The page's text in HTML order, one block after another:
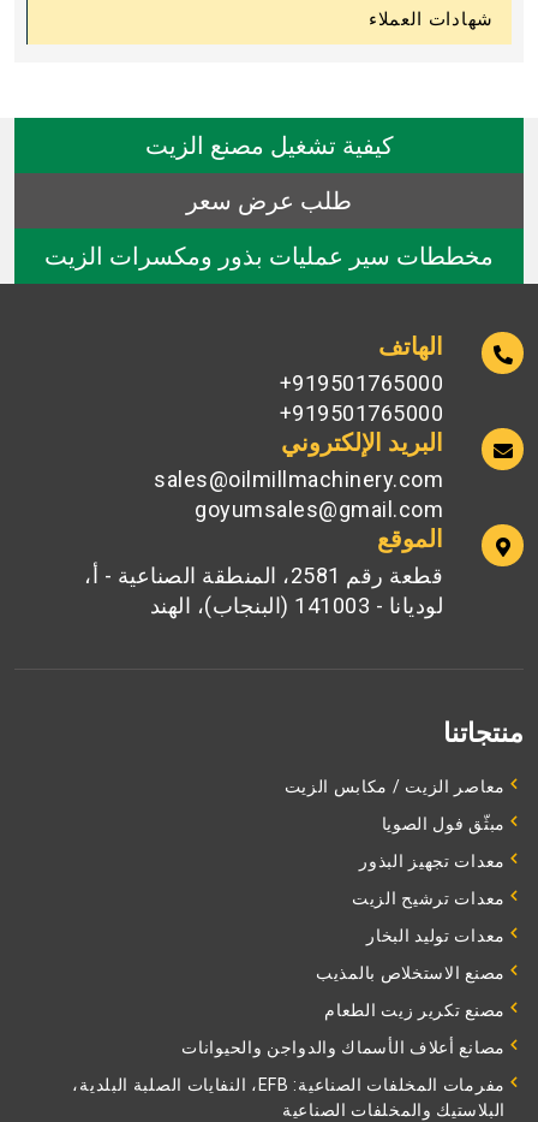
شهادات العملاء
كيفية تشغيل مصنع الزيت
طلب عرض سعر
مخططات سير عمليات بذور ومكسرات الزيت
الهاتف
919501765000+
919501765000+
البريد الإلكتروني
sales@oilmillmachinery.com
goyumsales@gmail.com
الموقع
قطعة رقم 2581، المنطقة الصناعية - أ،
لوديانا - 141003 (البنجاب)، الهند
منتجاتنا
معاصر الزيت / مكابس الزيت
مبثّق فول الصويا
معدات تجهيز البذور
معدات ترشيح الزيت
معدات توليد البخار
مصنع الاستخلاص بالمذيب
مصنع تكرير زيت الطعام
مصانع أعلاف الأسماك والدواجن والحيوانات
مفرمات المخلفات الصناعية: EFB، النفايات الصلبة البلدية،
البلاستيك والمخلفات الصناعية